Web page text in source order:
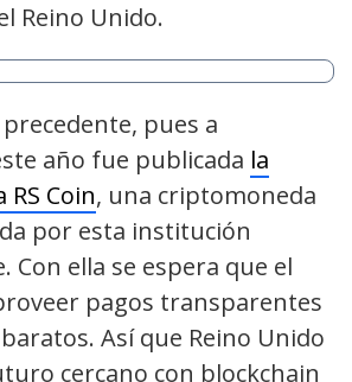
Reino Unido.
pues a
año fue publicada la
Coin, una criptomoneda
por esta institución
Con ella se espera que el
pagos transparentes
Así que Reino Unido
cercano con blockchain